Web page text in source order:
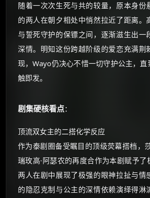
随着一次次生死与共的较量，原本身份
的两人在朝夕相处中悄然拉近了距离。
与誓死守护的保镖之间，逐渐滋生出一
深情。明知这份跨越阶级的爱恋充满荆
现，Wayo仍决心不惜一切守护公主，
触即发。
剧集硬核看点：
顶流双女主的二搭化学反应
作为泰剧圈备受瞩目的顶级荧幕搭档，
瑞玫高·阿瑟农的再度合作为本剧赋予了
两人在剧中展现了极强的眼神拉扯与情
的隐忍克制与公主的深情依赖演绎得淋